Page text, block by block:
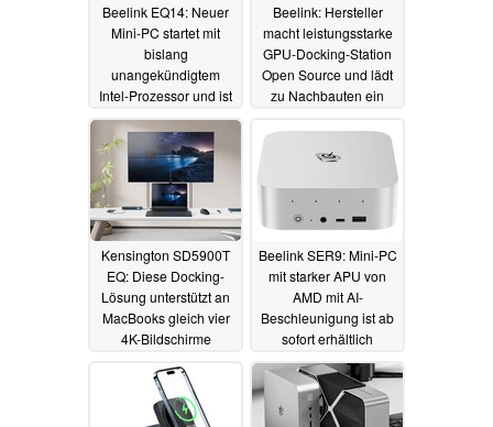
Beelink EQ14: Neuer
Mini-PC startet mit
bislang
unangekündigtem
Intel-Prozessor und ist
ab sofort bestellbar
22.11.2024
Beelink: Hersteller
macht leistungsstarke
GPU-Docking-Station
Open Source und lädt
zu Nachbauten ein
Kensington SD5900T
EQ: Diese Docking-
Lösung unterstützt an
MacBooks gleich vier
4K-Bildschirme
Beelink SER9: Mini-PC
mit starker APU von
AMD mit AI-
Beschleunigung ist ab
sofort erhältlich
23.09.2024